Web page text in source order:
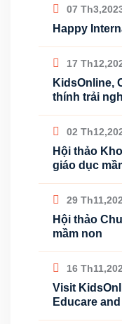
07
Happy
17
KidsOnline,
thính trải
02
Hội thảo
giáo dục
29
Hội thảo
mầm non
16
Visit
Educare